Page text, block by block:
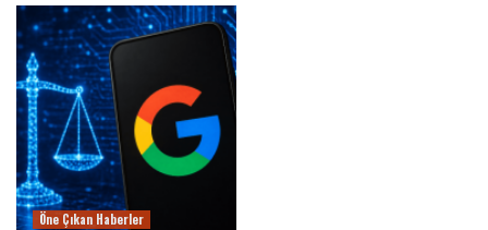
Öne Çıkan Haberler